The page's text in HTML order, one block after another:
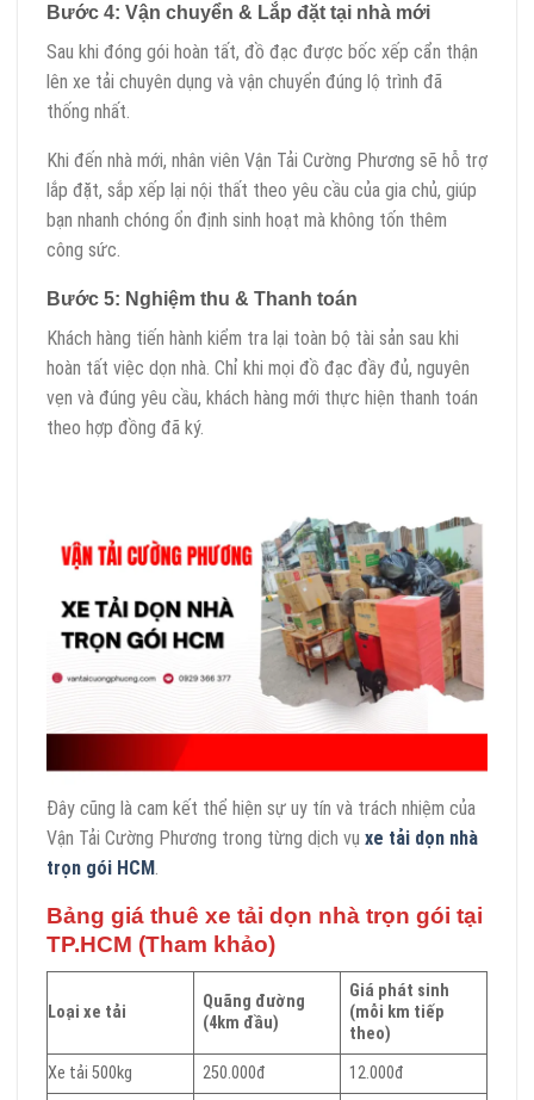
Bước 4: Vận chuyển & Lắp đặt tại nhà mới
Sau khi đóng gói hoàn tất, đồ đạc được bốc xếp cẩn thận
lên xe tải chuyên dụng và vận chuyển đúng lộ trình đã
thống nhất.
Khi đến nhà mới, nhân viên Vận Tải Cường Phương sẽ hỗ trợ
lắp đặt, sắp xếp lại nội thất theo yêu cầu của gia chủ, giúp
bạn nhanh chóng ổn định sinh hoạt mà không tốn thêm
công sức.
Bước 5: Nghiệm thu & Thanh toán
Khách hàng tiến hành kiểm tra lại toàn bộ tài sản sau khi
hoàn tất việc dọn nhà. Chỉ khi mọi đồ đạc đầy đủ, nguyên
vẹn và đúng yêu cầu, khách hàng mới thực hiện thanh toán
theo hợp đồng đã ký.
Đây cũng là cam kết thể hiện sự uy tín và trách nhiệm của
Vận Tải Cường Phương trong từng dịch vụ xe tải dọn nhà
trọn gói HCM.
Bảng giá thuê xe tải dọn nhà trọn gói tại
TP.HCM (Tham khảo)
Loại xe tải
Quãng đường
(4km đầu)
Giá phát sinh
(mỗi km tiếp
theo)
Xe tải 500kg
250.000đ
12.000đ